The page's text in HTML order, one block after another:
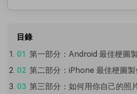
目錄
第一部分：Android 最佳梗圖
第二部分：iPhone 最佳梗圖
第三部分：如何用你自己的照